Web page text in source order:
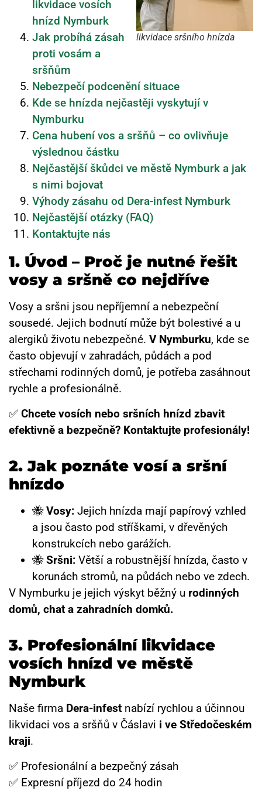
likvidace sršního hnízda
likvidace vosích
hnízd Nymburk
Jak probíhá zásah
proti vosám a
sršňům
Nebezpečí podcenění situace
Kde se hnízda nejčastěji vyskytují v
Nymburku
Cena hubení vos a sršňů – co ovlivňuje
výslednou částku
Nejčastější škůdci ve městě Nymburk a jak
s nimi bojovat
Výhody zásahu od Dera-infest Nymburk
Nejčastější otázky (FAQ)
Kontaktujte nás
1. Úvod – Proč je nutné řešit
vosy a sršně co nejdříve
Vosy a sršni jsou nepříjemní a nebezpeční
sousedé. Jejich bodnutí může být bolestivé a u
alergiků životu nebezpečné. V Nymburku, kde se
často objevují v zahradách, půdách a pod
střechami rodinných domů, je potřeba zasáhnout
rychle a profesionálně.
✅ Chcete vosích nebo sršních hnízd zbavit
efektivně a bezpečně? Kontaktujte profesionály!
2. Jak poznáte vosí a sršní
hnízdo
🐝Vosy: Jejich hnízda mají papírový vzhled
a jsou často pod stříškami, v dřevěných
konstrukcích nebo garážích.
🐝Sršni: Větší a robustnější hnízda, často v
korunách stromů, na půdách nebo ve zdech.
V Nymburku je jejich výskyt běžný u rodinných
domů, chat a zahradních domků.
3. Profesionální likvidace
vosích hnízd ve městě
Nymburk
Naše firma Dera-infest nabízí rychlou a účinnou
likvidaci vos a sršňů v Čáslavi i ve Středočeském
kraji.
✅ Profesionální a bezpečný zásah
✅ Expresní příjezd do 24 hodin